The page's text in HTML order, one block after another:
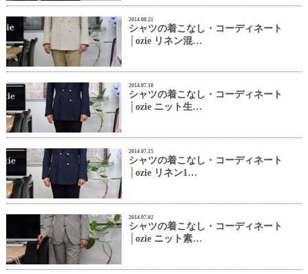
2014.08.21
シャツの着こなし・コーディネート
│ozie リネン混…
2014.07.18
シャツの着こなし・コーディネート
│ozie ニット生…
2014.07.15
シャツの着こなし・コーディネート
│ozie リネン1…
2014.07.02
シャツの着こなし・コーディネート
│ozie ニット素…